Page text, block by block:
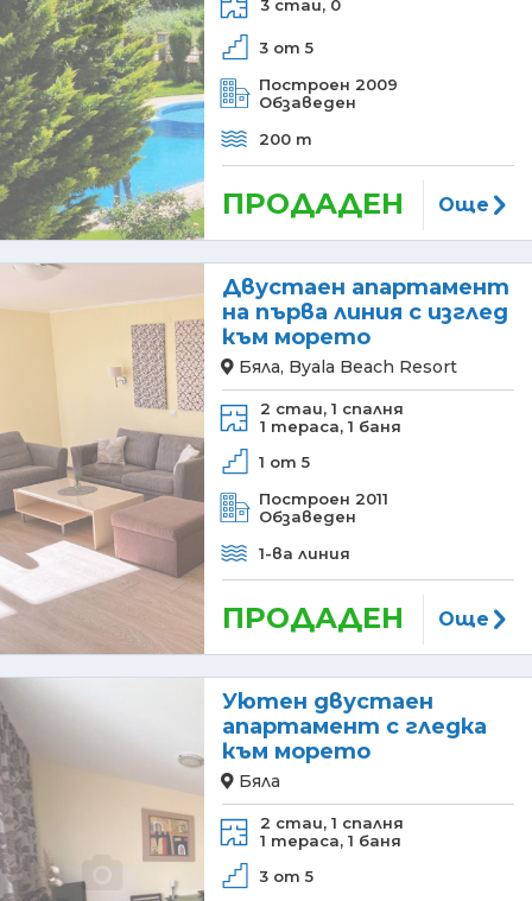
3 стаи, 0
3 от 5
Построен 2009
Обзаведен
200 m
ПРОДАДЕН Още
Двустаен апартамент
на първа линия с изглед
към морето
Бяла, Byala Beach Resort
2 стаи, 1 спалня
1 тераса, 1 баня
1 от 5
Построен 2011
Обзаведен
1-ва линия
ПРОДАДЕН Още
Уютен двустаен
апартамент с гледка
към морето
Бяла
2 стаи, 1 спалня
1 тераса, 1 баня
3 от 5